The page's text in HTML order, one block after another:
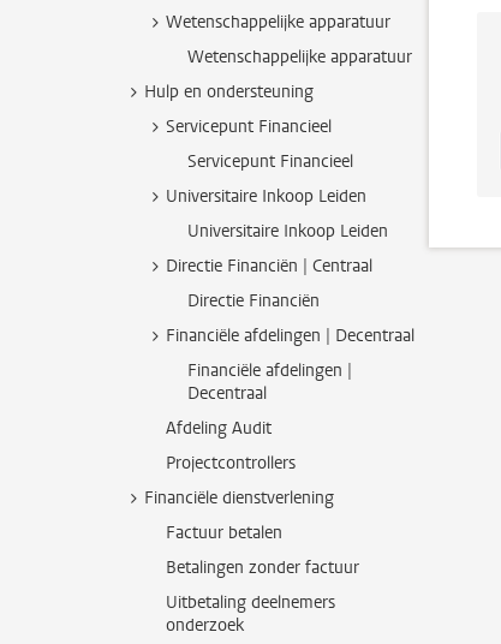
Wetenschappelijke apparatuur
Wetenschappelijke apparatuur
Hulp en ondersteuning
Servicepunt Financieel
Servicepunt Financieel
Universitaire Inkoop Leiden
Universitaire Inkoop Leiden
Directie Financiën | Centraal
Directie Financiën
Financiële afdelingen | Decentraal
Financiële afdelingen |
Decentraal
Afdeling Audit
Projectcontrollers
Financiële dienstverlening
Factuur betalen
Betalingen zonder factuur
Uitbetaling deelnemers
onderzoek